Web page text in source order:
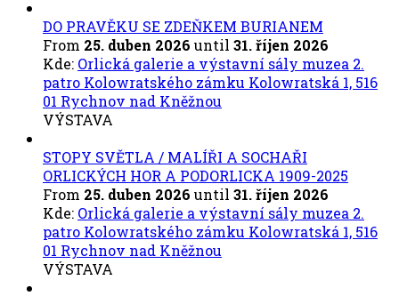
DO PRAVĚKU SE ZDEŇKEM BURIANEM
From 25. duben 2026 until 31. říjen 2026
Kde: Orlická galerie a výstavní sály muzea 2.
patro Kolowratského zámku Kolowratská 1, 516
01 Rychnov nad Kněžnou
VÝSTAVA
STOPY SVĚTLA / MALÍŘI A SOCHAŘI
ORLICKÝCH HOR A PODORLICKA 1909-2025
From 25. duben 2026 until 31. říjen 2026
Kde: Orlická galerie a výstavní sály muzea 2.
patro Kolowratského zámku Kolowratská 1, 516
01 Rychnov nad Kněžnou
VÝSTAVA